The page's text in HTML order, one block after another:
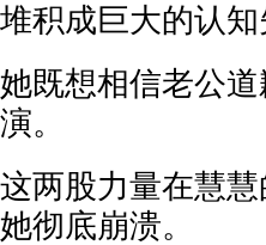
堆积成巨大的认知
她既想相信老公
演。
这两股力量在慧
她彻底崩溃。